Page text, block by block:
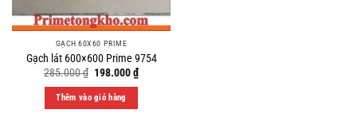
GẠCH 60X60 PRIME
Gạch lát 600×600 Prime 9754
285.000₫ Original
was:
285.000 ₫.
198.000₫Current
price
Thêm vào giỏ hàng